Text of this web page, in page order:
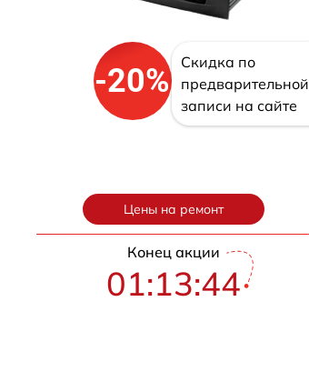
-20%
Скидка по
предварительной
записи на сайте
Цены на ремонт
Конец акции
01:13:43